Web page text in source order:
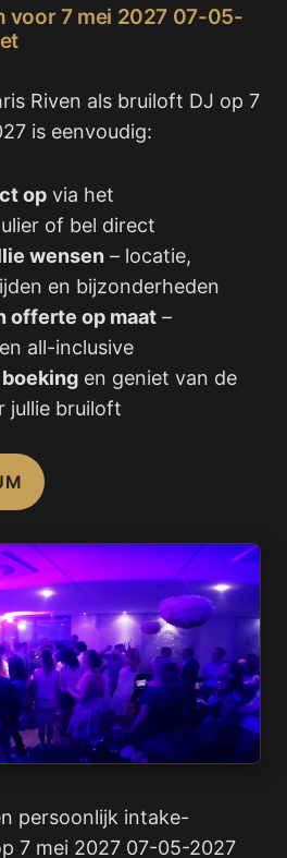
voor 7 mei 2027 07-05-
Riven als bruiloft DJ op 7
is eenvoudig:
op via het
of bel direct
wensen – locatie,
en bijzonderheden
offerte op maat –
all-inclusive
en geniet van de
jullie bruiloft
persoonlijk intake-
7 mei 2027 07-05-2027